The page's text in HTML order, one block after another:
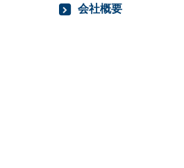
会社概要